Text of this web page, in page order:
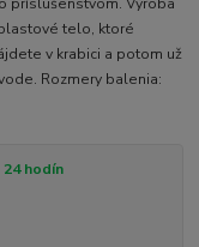
telo, ktoré
v krabici a potom už
Rozmery balenia:
hodín